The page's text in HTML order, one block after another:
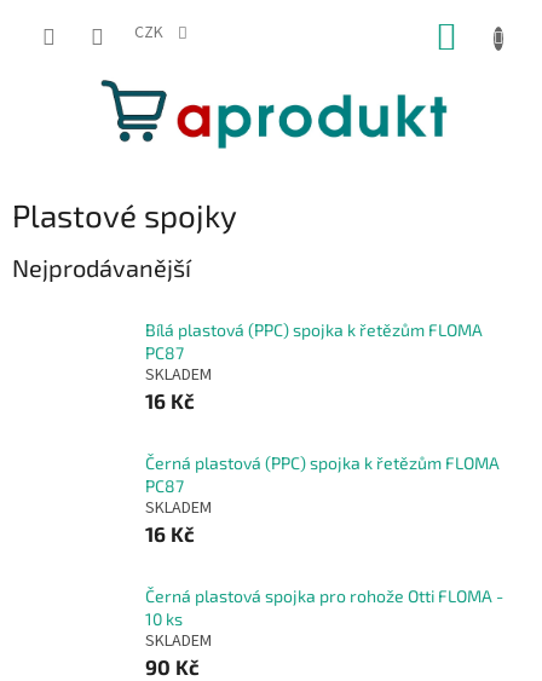
CZK
Plastové spojky
Nejprodávanější
Bílá plastová (PPC) spojka k řetězům FLOMA
PC87
SKLADEM
16 Kč
Černá plastová (PPC) spojka k řetězům FLOMA
PC87
SKLADEM
16 Kč
Černá plastová spojka pro rohože Otti FLOMA -
10 ks
SKLADEM
90 Kč